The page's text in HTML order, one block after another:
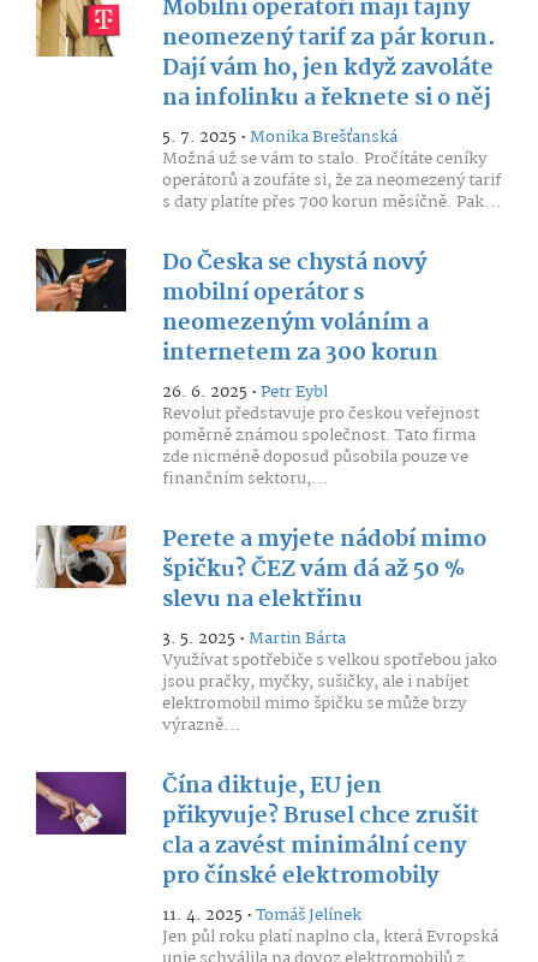
Mobilní operátoři mají tajný
neomezený tarif za pár korun.
Dají vám ho, jen když zavoláte
na infolinku a řeknete si o něj
5. 7. 2025 •Monika Brešťanská
Možná už se vám to stalo. Pročítáte ceníky
operátorů a zoufáte si, že za neomezený tarif
s daty platíte přes 700 korun měsíčně. Pak...
Do Česka se chystá nový
mobilní operátor s
neomezeným voláním a
internetem za 300 korun
26. 6. 2025 •Petr Eybl
Revolut představuje pro českou veřejnost
poměrně známou společnost. Tato firma
zde nicméně doposud působila pouze ve
finančním sektoru,...
Perete a myjete nádobí mimo
špičku? ČEZ vám dá až 50 %
slevu na elektřinu
3. 5. 2025 •Martin Bárta
Využívat spotřebiče s velkou spotřebou jako
jsou pračky, myčky, sušičky, ale i nabíjet
elektromobil mimo špičku se může brzy
výrazně...
Čína diktuje, EU jen
přikyvuje? Brusel chce zrušit
cla a zavést minimální ceny
pro čínské elektromobily
11. 4. 2025 •Tomáš Jelínek
Jen půl roku platí naplno cla, která Evropská